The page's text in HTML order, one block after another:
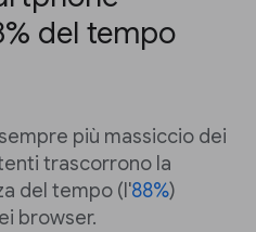
del tempo
più massiccio dei
trascorrono la
del tempo (l'88%)
browser.